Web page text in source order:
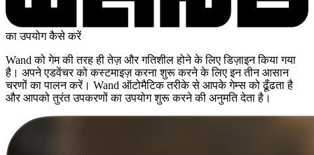
का उपयोग कैसे करें
Wand को गेम की तरह ही तेज़ और गतिशील होने के लिए डिज़ाइन किया गया
है। अपने एडवेंचर को कस्टमाइज़ करना शुरू करने के लिए इन तीन आसान
चरणों का पालन करें। Wand ऑटोमैटिक तरीके से आपके गेम्स को ढूँढता है
और आपको तुरंत उपकरणों का उपयोग शुरू करने की अनुमति देता है।